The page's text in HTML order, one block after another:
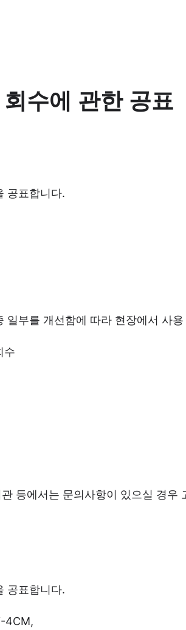
수에 관한 공표
공표합니다.
부를 개선함에 따라 현장에서 사
수
등에서는 문의사항이 있으실 경
공표합니다.
4CM,